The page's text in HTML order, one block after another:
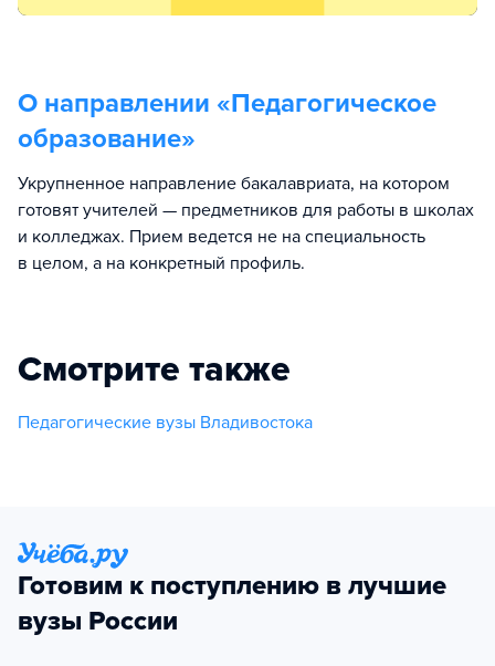
О направлении «Педагогическое
образование»
Укрупненное направление бакалавриата, на котором
готовят учителей — предметников для работы в школах
и колледжах. Прием ведется не на специальность
в целом, а на конкретный профиль.
Смотрите также
Педагогические вузы Владивостока
Готовим к поступлению в лучшие
вузы России